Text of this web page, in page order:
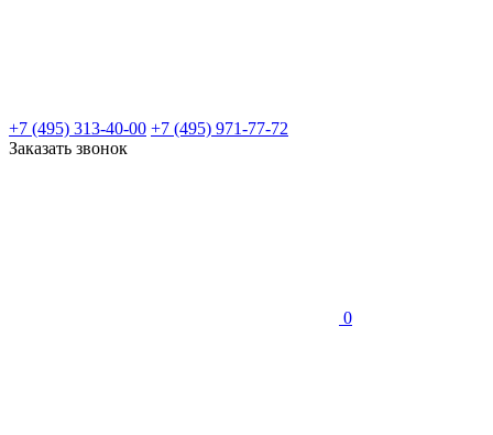
+7 (495) 313-40-00 +7 (495) 971-77-72
Заказать звонок
0